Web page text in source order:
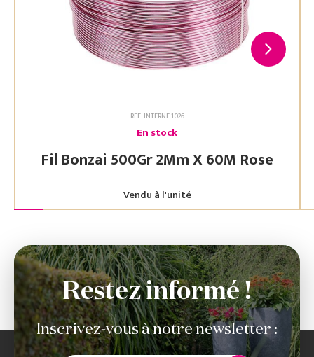
RÉF. INTERNE 1026
En stock
Fil Bonzai 500Gr 2Mm X 60M Rose
Vendu à l'unité
Restez informé !
Inscrivez-vous à notre newsletter :